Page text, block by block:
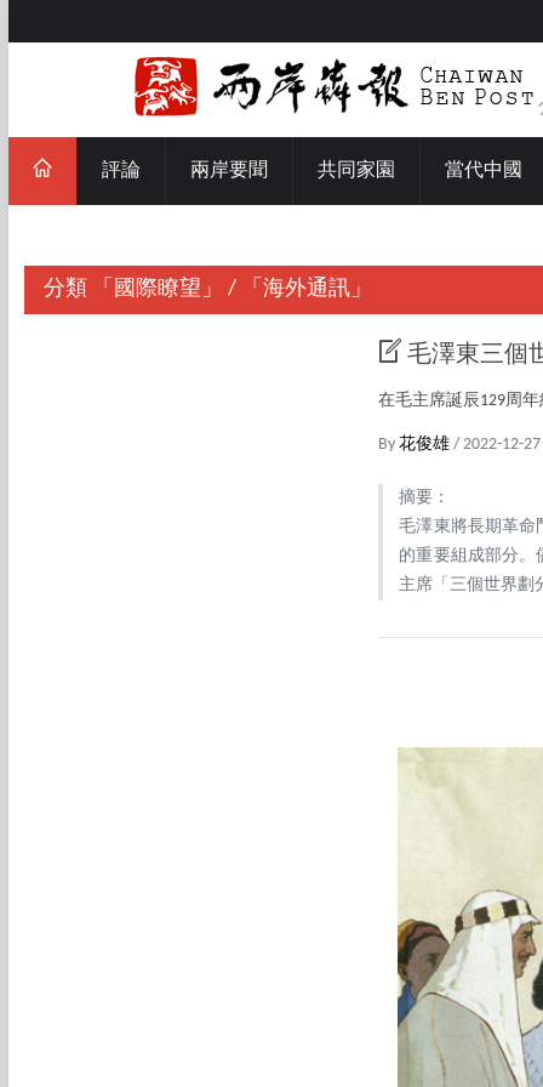
評論 兩岸要聞 共同家園 當代中國
分類 「國際瞭望」 / 「海外通訊」
毛澤東三個
在毛主席誕辰129周
By 花俊雄 / 2022-12-
摘要：
毛澤東將長期革命
的重要組成部分。
主席「三個世界劃